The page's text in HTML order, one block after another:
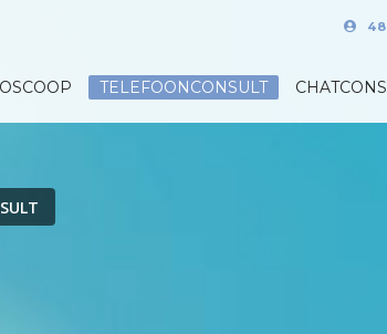
TELEFOONCONSULT